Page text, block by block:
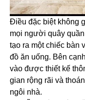
Điều đặc biệt không
mọi người quây
tạo ra một chiếc bàn
đồ ăn uống. Bên
vào được thiết kế
gian rộng rãi và
ngôi nhà.